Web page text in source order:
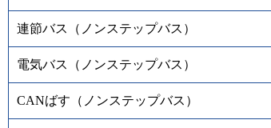
連節バス（ノンステップバス）
電気バス（ノンステップバス）
CANばす（ノンステップバス）